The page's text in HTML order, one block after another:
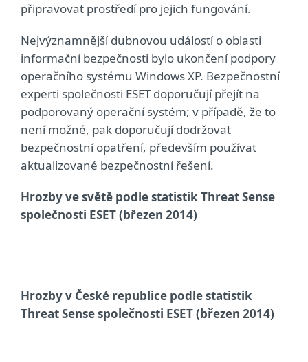
připravovat prostředí pro jejich fungování.
Nejvýznamnější dubnovou událostí o oblasti
informační bezpečnosti bylo ukončení podpory
operačního systému Windows XP. Bezpečnostní
experti společnosti ESET doporučují přejít na
podporovaný operační systém; v případě, že to
není možné, pak doporučují dodržovat
bezpečnostní opatření, především používat
aktualizované bezpečnostní řešení.
Hrozby ve světě podle statistik Threat Sense
společnosti ESET (březen 2014)
Hrozby v České republice podle statistik
Threat Sense společnosti ESET (březen 2014)